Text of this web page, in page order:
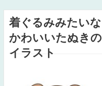
着ぐるみみたいな
かわいいたぬきの
イラスト